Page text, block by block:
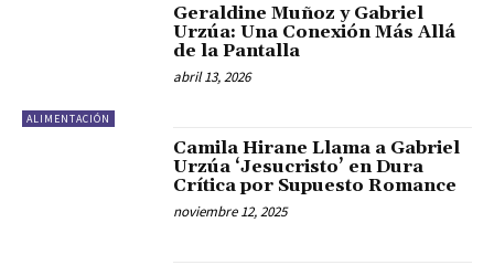
ALIMENTACIÓN
Geraldine Muñoz y Gabriel
Urzúa: Una Conexión Más Allá
de la Pantalla
abril 13, 2026
Camila Hirane Llama a Gabriel
Urzúa ‘Jesucristo’ en Dura
Crítica por Supuesto Romance
noviembre 12, 2025